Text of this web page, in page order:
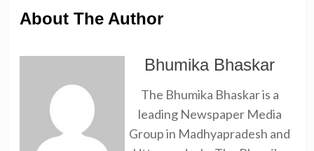
About The Author
Bhumika Bhaskar
The Bhumika Bhaskar is a
leading Newspaper Media
Group in Madhyapradesh and